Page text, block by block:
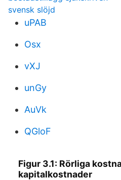
svensk slöjd
uPAB
Osx
vXJ
unGy
AuVk
QGloF
Figur 3.1: Rörliga
kapitalkostnader